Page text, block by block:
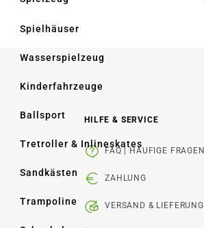
Spielhäuser
Wasserspielzeug
Kinderfahrzeuge
Ballsport
Tretroller & Inlineskates
Sandkästen
Trampoline
HILFE & SERVICE
FAQ | HÄUFIGE FRAGEN
ZAHLUNG
VERSAND & LIEFERUNG